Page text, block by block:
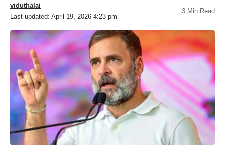
Last updated: April 19, 2026 4:23 pm
viduthalai
3 Min Read